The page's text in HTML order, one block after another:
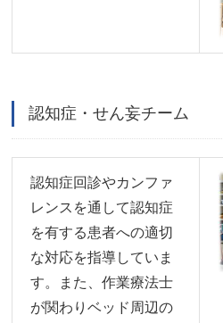
認知症・せん妄チーム
認知症回診やカンファ
レンスを通して認知症
を有する患者への適切
な対応を指導していま
す。また、作業療法士
が関わりベッド周辺の